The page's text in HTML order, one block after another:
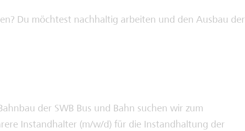
Du möchtest nachhaltig arbeiten und den Ausbau der
der SWB Bus und Bahn suchen wir zum
Instandhalter (m/w/d) für die Instandhaltung der